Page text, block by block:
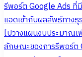
รีพอร์ต Google Ads ที่
แอดเข้ากับผลลัพธ์ทาง
ไปวางแผนงบประมาณเ
ลักษณะของการรีพอร์ต